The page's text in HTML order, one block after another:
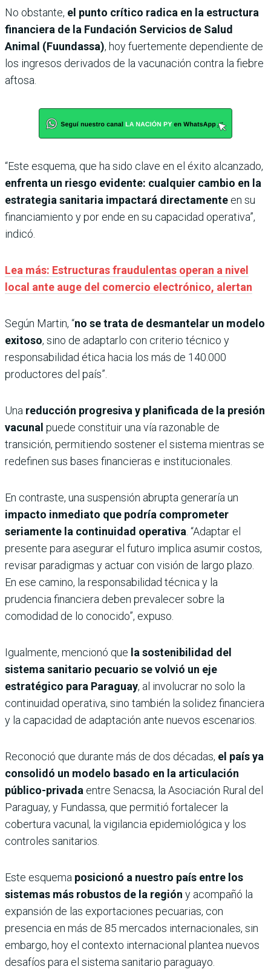
No obstante, el punto crítico radica en la estructura
financiera de la Fundación Servicios de Salud
Animal (Fuundassa), hoy fuertemente dependiente de
los ingresos derivados de la vacunación contra la fiebre
aftosa.
“Este esquema, que ha sido clave en el éxito alcanzado,
enfrenta un riesgo evidente: cualquier cambio en la
estrategia sanitaria impactará directamente en su
financiamiento y por ende en su capacidad operativa”,
indicó.
Lea más: Estructuras fraudulentas operan a nivel
local ante auge del comercio electrónico, alertan
Según Martin, “no se trata de desmantelar un modelo
exitoso, sino de adaptarlo con criterio técnico y
responsabilidad ética hacia los más de 140.000
productores del país”.
Una reducción progresiva y planificada de la presión
vacunal puede constituir una vía razonable de
transición, permitiendo sostener el sistema mientras se
redefinen sus bases financieras e institucionales.
En contraste, una suspensión abrupta generaría un
impacto inmediato que podría comprometer
seriamente la continuidad operativa . “Adaptar el
presente para asegurar el futuro implica asumir costos,
revisar paradigmas y actuar con visión de largo plazo.
En ese camino, la responsabilidad técnica y la
prudencia financiera deben prevalecer sobre la
comodidad de lo conocido”, expuso.
Igualmente, mencionó que la sostenibilidad del
sistema sanitario pecuario se volvió un eje
estratégico para Paraguay, al involucrar no solo la
continuidad operativa, sino también la solidez financiera
y la capacidad de adaptación ante nuevos escenarios.
Reconoció que durante más de dos décadas, el país ya
consolidó un modelo basado en la articulación
público-privada entre Senacsa, la Asociación Rural del
Paraguay, y Fundassa, que permitió fortalecer la
cobertura vacunal, la vigilancia epidemiológica y los
controles sanitarios.
Este esquema posicionó a nuestro país entre los
sistemas más robustos de la región y acompañó la
expansión de las exportaciones pecuarias, con
presencia en más de 85 mercados internacionales, sin
embargo, hoy el contexto internacional plantea nuevos
desafíos para el sistema sanitario paraguayo.